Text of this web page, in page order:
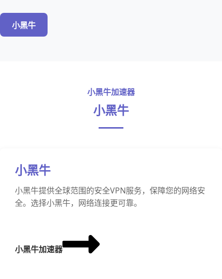
小黑牛
小黑牛加速器
小黑牛
小黑牛
小黑牛提供全球范围的安全VPN服务，保障您的网络安
全。选择小黑牛，网络连接更可靠。
小黑牛加速器